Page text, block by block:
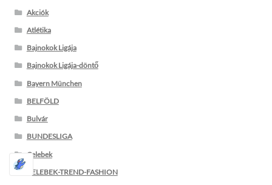
Akciók
Atlétika
Bajnokok Ligája
Bajnokok Ligája-döntő
Bayern München
BELFÖLD
Bulvár
BUNDESLIGA
Celebek
CELEBEK-TREND-FASHION